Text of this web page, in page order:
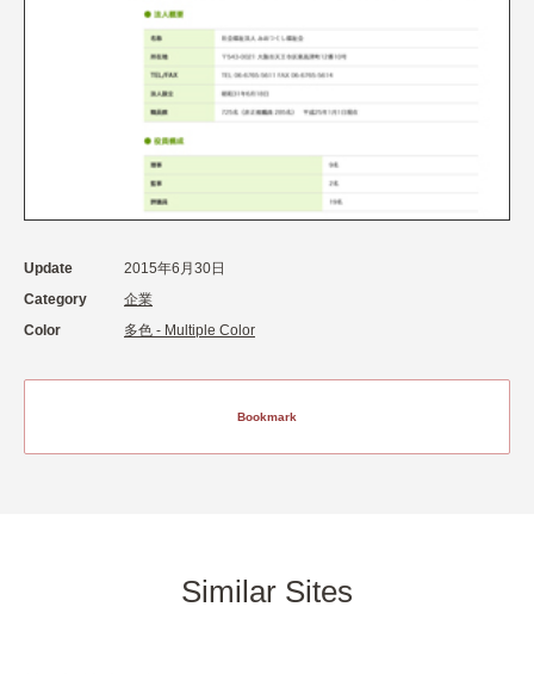
Update
2015年6月30日
Category
企業
Color
多色 - Multiple Color
Bookmark
Similar Sites